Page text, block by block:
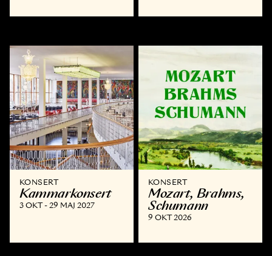
KONSERT
Kammar­konsert
3 OKT - 29 MAJ 2027
KONSERT
Mozart, Brahms,
Schumann
9 OKT 2026